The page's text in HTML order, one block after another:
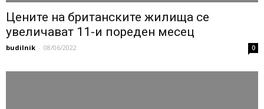
Цените на британските жилища се
увеличават 11-и пореден месец
budilnik - 08/06/2022 0